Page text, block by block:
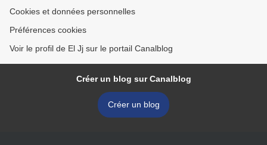
Cookies et données personnelles
Préférences cookies
Voir le profil de El Jj sur le portail Canalblog
Créer un blog sur Canalblog
Créer un blog